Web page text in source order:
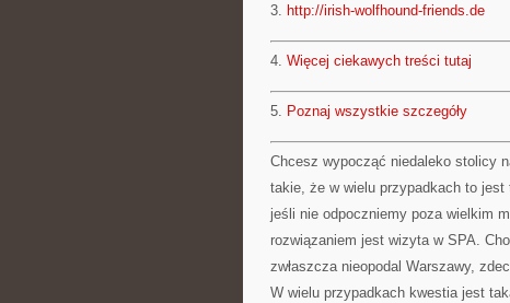
3. http://irish-wolfhound-friends.de
4. Więcej ciekawych treści tutaj
5. Poznaj wszystkie szczegóły
Chcesz wypocząć niedaleko stolicy
takie, że w wielu przypadkach to
jeśli nie odpoczniemy poza wielkim
rozwiązaniem jest wizyta w SPA.
zwłaszcza nieopodal Warszawy,
W wielu przypadkach kwestia jest